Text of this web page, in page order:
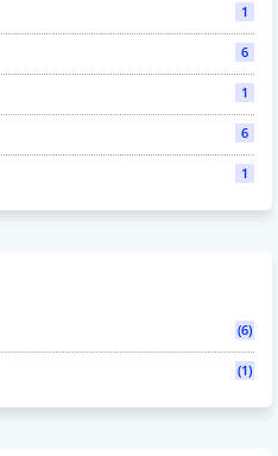
1
6
1
6
1
(6)
(1)